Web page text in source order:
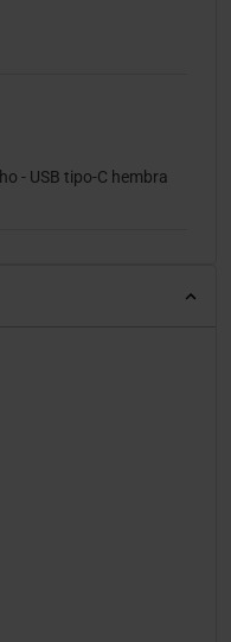
- USB tipo-C hembra